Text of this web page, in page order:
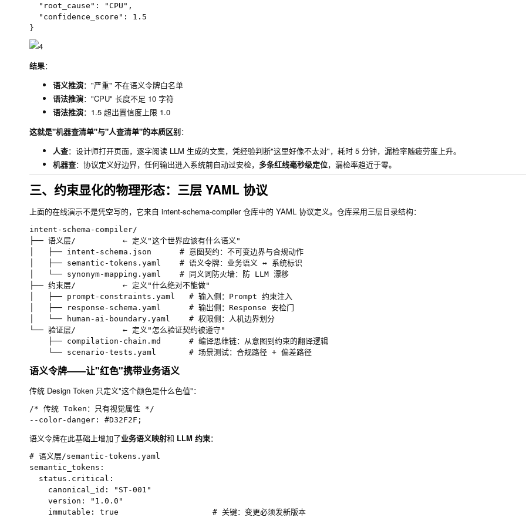
  "root_cause": "CPU",
  "confidence_score": 1.5
结果：
语义推演： "严重" 不在语义令牌白名单
语法推演： "CPU" 长度不足 10 字符
语法推演： 1.5 超出置信度上限 1.0
这就是"机器查清单"与"人查清单"的本质区别：
人查：设计师打开页面，逐字阅读 LLM 生成的文案，凭经验判断"这里好像不太对"，耗时 5 分钟，漏检率随疲劳度上升。
机器查：协议定义好边界，任何输出进入系统前自动过安检， 多条红线毫秒级定位，漏检率趋近于零。
三、约束显化的物理形态：三层 YAML 协议
上面的在线演示不是凭空写的，它来自 intent-schema-compiler仓库中的 YAML 协议定义。仓库采用三层目录结构：
intent-schema-compiler/
├── 语义层/          ← 定义"这个世界应该有什么语义"
│   ├── intent-schema.json      # 意图契约：不可变边界与合规动作
│   ├── semantic-tokens.yaml    # 语义令牌：业务语义 ↔ 系统标识
│   └── synonym-mapping.yaml    # 同义词防火墙：防 LLM 漂移
├── 约束层/          ← 定义"什么绝对不能做"
│   ├── prompt-constraints.yaml   # 输入侧：Prompt 约束注入
│   ├── response-schema.yaml      # 输出侧：Response 安检门
│   └── human-ai-boundary.yaml    # 权限侧：人机边界划分
└── 验证层/          ← 定义"怎么验证契约被遵守"
    ├── compilation-chain.md      # 编译思维链：从意图到约束的翻译逻辑
语义令牌——让"红色"携带业务语义
传统 Design Token 只定义"这个颜色是什么色值"：
/* 传统 Token：只有视觉属性 */
语义令牌在此基础上增加了业务语义映射和 LLM 约束：
# 语义层/semantic-tokens.yaml
semantic_tokens:
  status.critical:
    canonical_id: "ST-001"
    version: "1.0.0"
    immutable: true                    # 关键：变更必须发新版本